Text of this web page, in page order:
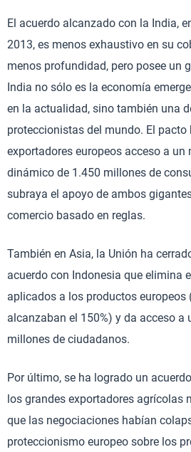
El acuerdo alcanzado con la India,
2013, es menos exhaustivo en su
menos profundidad, pero posee un
India no sólo es la economía
en la actualidad, sino también una
proteccionistas del mundo. El pacto
exportadores europeos acceso a un
dinámico de 1.450 millones de
subraya el apoyo de ambos
comercio basado en reglas.
También en Asia, la Unión ha
acuerdo con Indonesia que elimina
aplicados a los productos europeos
alcanzaban el 150%) y da acceso a
millones de ciudadanos.
Por último, se ha logrado un
los grandes exportadores agrícolas
que las negociaciones habían
proteccionismo europeo sobre los